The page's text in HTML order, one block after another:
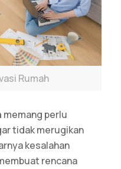
Rumah
memang perlu
tidak merugikan
kesalahan
rencana